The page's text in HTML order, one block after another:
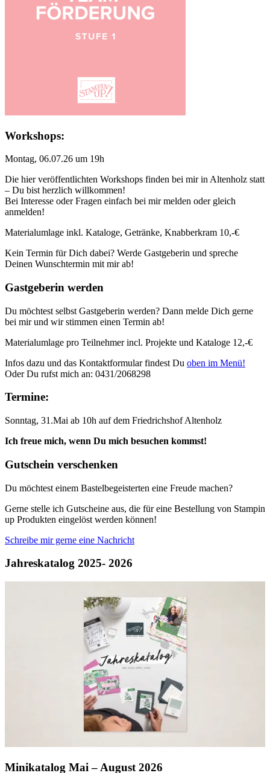
Workshops:
Montag, 06.07.26 um 19h
Die hier veröffentlichten Workshops finden bei mir in Altenholz statt
– Du bist herzlich willkommen!
Bei Interesse oder Fragen einfach bei mir melden oder gleich
anmelden!
Materialumlage inkl. Kataloge, Getränke, Knabberkram 10,-€
Kein Termin für Dich dabei? Werde Gastgeberin und spreche
Deinen Wunschtermin mit mir ab!
Gastgeberin werden
Du möchtest selbst Gastgeberin werden? Dann melde Dich gerne
bei mir und wir stimmen einen Termin ab!
Materialumlage pro Teilnehmer incl. Projekte und Kataloge 12,-€
Infos dazu und das Kontaktformular findest Du oben im Menü!
Oder Du rufst mich an: 0431/2068298
Termine:
Sonntag, 31.Mai ab 10h auf dem Friedrichshof Altenholz
Ich freue mich, wenn Du mich besuchen kommst!
Gutschein verschenken
Du möchtest einem Bastelbegeisterten eine Freude machen?
Gerne stelle ich Gutscheine aus, die für eine Bestellung von Stampin
up Produkten eingelöst werden können!
Schreibe mir gerne eine Nachricht
Jahreskatalog 2025- 2026
Minikatalog Mai – August 2026